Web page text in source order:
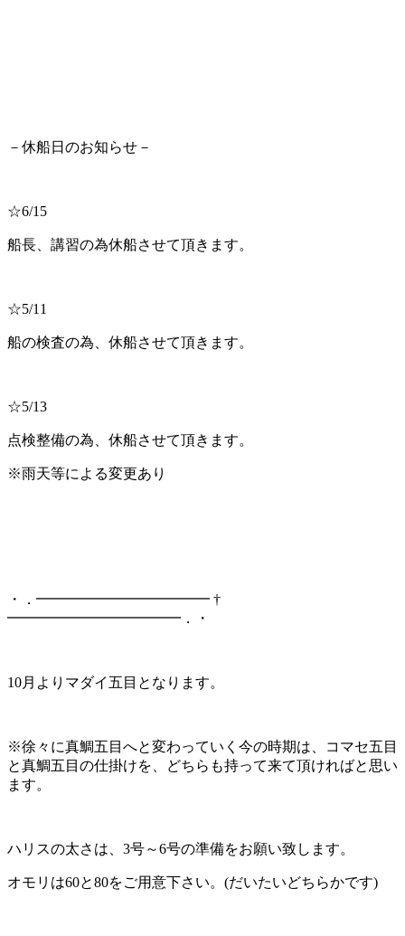
－休船日のお知らせ－
☆6/15
船長、講習の為休船させて頂きます。
☆5/11
船の検査の為、休船させて頂きます。
☆5/13
点検整備の為、休船させて頂きます。
※雨天等による変更あり
・．━━━━━━━━━━━━ †
━━━━━━━━━━━━．・
10月よりマダイ五目となります。
※徐々に真鯛五目へと変わっていく今の時期は、コマセ五目
と真鯛五目の仕掛けを、どちらも持って来て頂ければと思い
ます。
ハリスの太さは、3号～6号の準備をお願い致します。
オモリは60と80をご用意下さい。(だいたいどちらかです)